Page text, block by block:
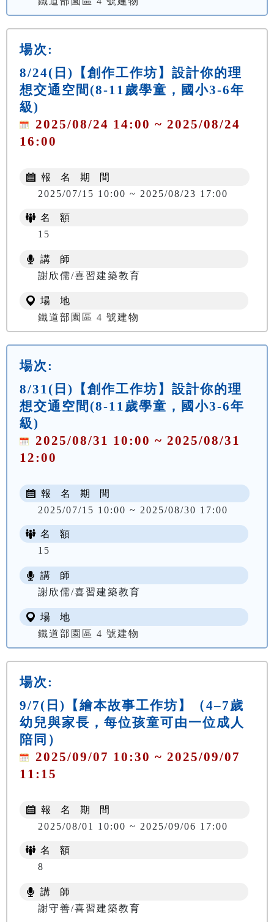
場次:
8/24(日)【創作工作坊】設計你的理
想交通空間(8-11歲學童，國小3-6年
級)
2025/08/24 14:00 ~ 2025/08/24
16:00
報 名 期 間
2025/07/15 10:00 ~ 2025/08/23 17:00
名 額
15
講 師
謝欣儒/喜習建築教育
場 地
鐵道部園區 4 號建物
場次:
8/31(日)【創作工作坊】設計你的理
想交通空間(8-11歲學童，國小3-6年
級)
2025/08/31 10:00 ~ 2025/08/31
12:00
報 名 期 間
2025/07/15 10:00 ~ 2025/08/30 17:00
名 額
15
講 師
謝欣儒/喜習建築教育
場 地
鐵道部園區 4 號建物
場次:
9/7(日)【繪本故事工作坊】（4–7歲
幼兒與家長，每位孩童可由一位成人
陪同）
2025/09/07 10:30 ~ 2025/09/07
11:15
報 名 期 間
2025/08/01 10:00 ~ 2025/09/06 17:00
名 額
8
講 師
謝守善/喜習建築教育